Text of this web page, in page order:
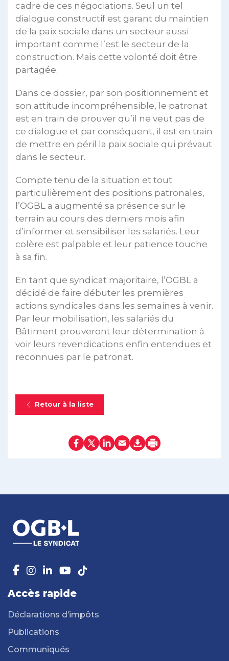
cadre de ces négociations. Seul un tel
dialogue constructif est garant du maintien
de la paix sociale dans un secteur aussi
important comme l’est le secteur de la
construction. Mais cette volonté doit être
partagée.
Dans ce dossier, par son positionnement et
son attitude incompréhensible, le patronat
est en train de prouver qu’il ne veut pas de
ce dialogue et par conséquent, il est en train
de mettre en péril la paix sociale qui prévaut
dans le secteur.
Compte tenu de la situation et tout
particulièrement des positions patronales,
l’OGBL a augmenté sa présence sur le
terrain au cours des derniers mois afin
d’informer et sensibiliser les salariés. Leur
colère est palpable et leur patience touche
à sa fin.
En tant que syndicat majoritaire, l’OGBL a
décidé de faire débuter les premières
actions syndicales dans les semaines à venir.
Par leur mobilisation, les salariés du
Bâtiment prouveront leur détermination à
voir leurs revendications enfin entendues et
reconnues par le patronat.
Retour à la liste
Accès rapide
Déclarations d’impôts
Publications
Communiqués